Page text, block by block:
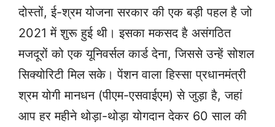
दोस्तों, ई-श्रम योजना सरकार की एक बड़ी पहल है जो
2021 में शुरू हुई थी। इसका मकसद है असंगठित
मजदूरों को एक यूनिवर्सल कार्ड देना, जिससे उन्हें सोशल
सिक्योरिटी मिल सके। पेंशन वाला हिस्सा प्रधानमंत्री
श्रम योगी मानधन (पीएम-एसवाईएम) से जुड़ा है, जहां
आप हर महीने थोड़ा-थोड़ा योगदान देकर 60 साल की